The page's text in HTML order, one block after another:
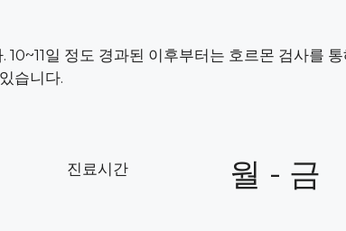
일 정도 경과된 이후부터는 호르몬 검사를
습니다.
진료시간 월 - 금